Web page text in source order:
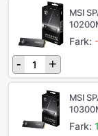
MSI
Fark:
- +
MSI
Fark: